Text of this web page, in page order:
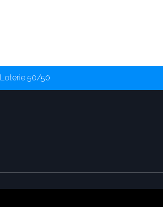
Loterie 50/50